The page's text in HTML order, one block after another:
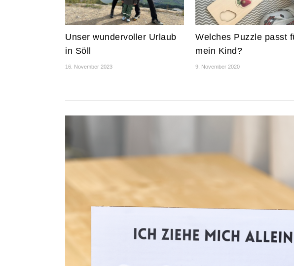
Unser wundervoller Urlaub
in Söll
16. November 2023
Welches Puzzle passt
mein Kind?
9. November 2020